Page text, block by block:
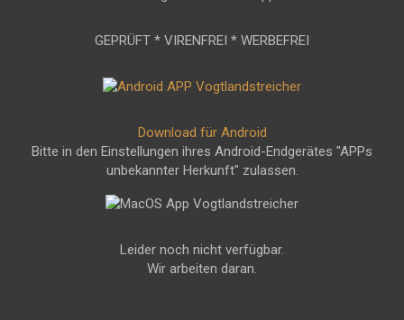
GEPRÜFT * VIRENFREI * WERBEFREI
Download für Android
Bitte in den Einstellungen ihres Android-Endgerätes "APPs
unbekannter Herkunft" zulassen.
Leider noch nicht verfügbar.
Wir arbeiten daran.